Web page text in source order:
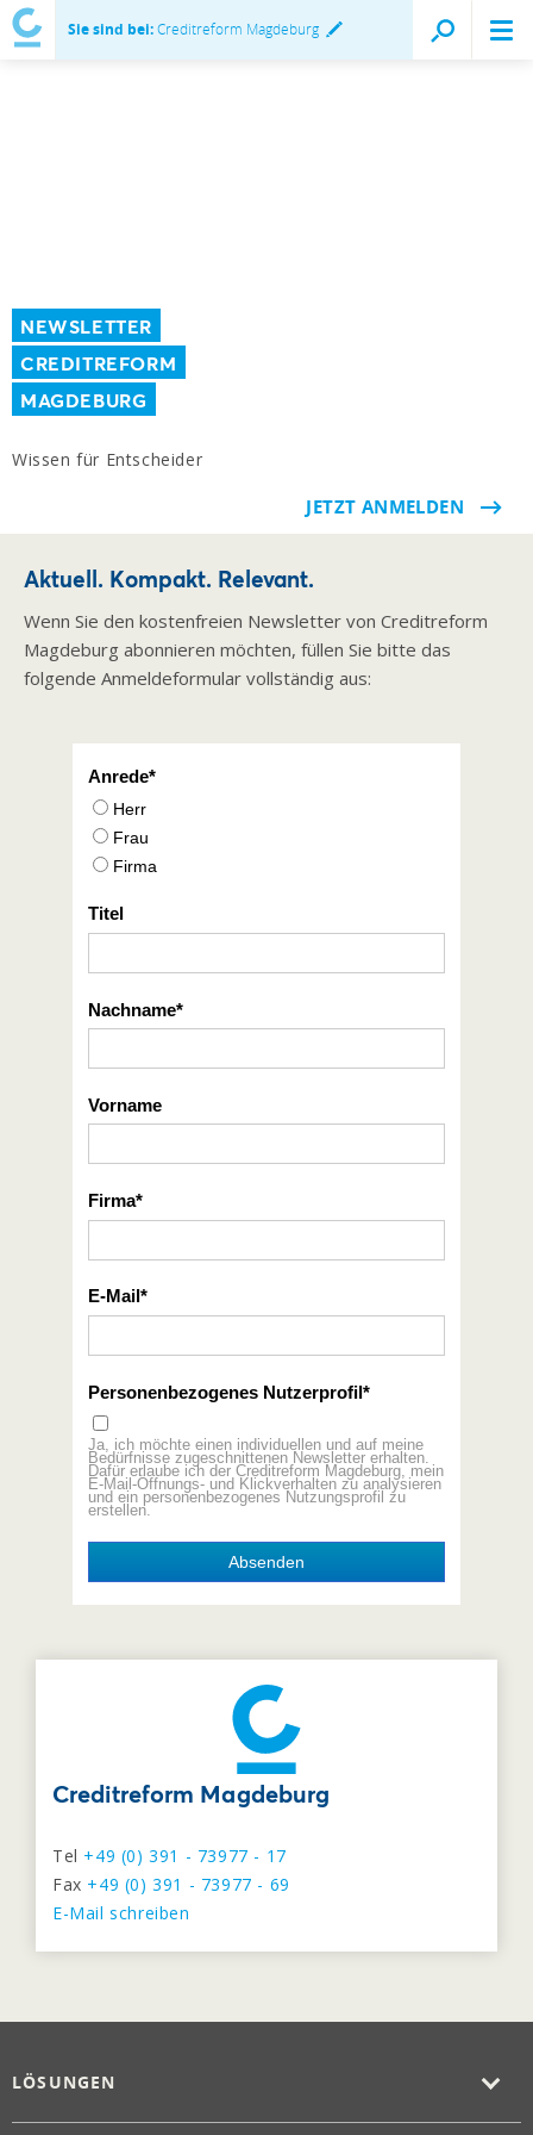
Sie sind bei:Creditreform Magdeburg
NEWSLETTER
CREDITREFORM
MAGDEBURG
Wissen für Entscheider
JETZT ANMELDEN
Aktuell. Kompakt. Relevant.
Wenn Sie den kostenfreien Newsletter von Creditreform
Magdeburg abonnieren möchten, füllen Sie bitte das
folgende Anmeldeformular vollständig aus:
Anrede
Herr
Frau
Firma
Titel
Nachname
Vorname
Firma
E-Mail
Personenbezogenes Nutzerprofil
Ja, ich möchte einen individuellen und auf meine
Bedürfnisse zugeschnittenen Newsletter erhalten.
Dafür erlaube ich der Creditreform Magdeburg, mein
E-Mail-Öffnungs- und Klickverhalten zu analysieren
und ein personenbezogenes Nutzungsprofil zu
erstellen.
Absenden
Creditreform Magdeburg
Tel +49 (0) 391 - 73977 - 17
Fax +49 (0) 391 - 73977 - 69
E-Mail schreiben
LÖSUNGEN